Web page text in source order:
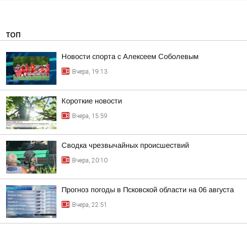
ТОП
Новости спорта с Алексеем Соболевым
Вчера, 19:13
Короткие новости
Вчера, 15:59
Сводка чрезвычайных происшествий
Вчера, 20:10
Прогноз погоды в Псковской области на 06 августа
Вчера, 22:51